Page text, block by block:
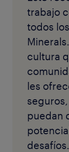
trabajo
todos
cultura
les
puedan